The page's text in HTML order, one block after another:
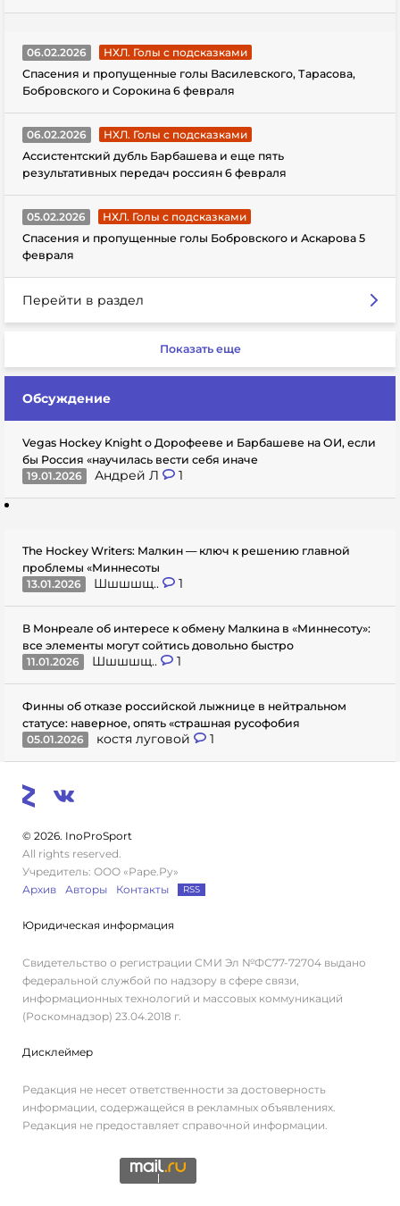
06.02.2026
НХЛ. Голы с подсказками
Спасения и пропущенные голы Василевского, Тарасова,
Бобровского и Сорокина 6 февраля
06.02.2026
НХЛ. Голы с подсказками
Ассистентский дубль Барбашева и еще пять
результативных передач россиян 6 февраля
05.02.2026
НХЛ. Голы с подсказками
Спасения и пропущенные голы Бобровского и Аскарова 5
февраля
Перейти в раздел
Показать еще
Обсуждение
Vegas Hockey Knight о Дорофееве и Барбашеве на ОИ, если
бы Россия «научилась вести себя иначе
19.01.2026
Андрей Л 1
The Hockey Writers: Малкин — ключ к решению главной
проблемы «Миннесоты
13.01.2026
Шшшшщ.. 1
В Монреале об интересе к обмену Малкина в «Миннесоту»:
все элементы могут сойтись довольно быстро
11.01.2026
Шшшшщ.. 1
Финны об отказе российской лыжнице в нейтральном
статусе: наверное, опять «страшная русофобия
05.01.2026
костя луговой 1
© 2026. InoProSport
All rights reserved.
Учредитель: ООО «Раре.Ру»
Архив
Авторы Контакты RSS
Юридическая информация
Свидетельство о регистрации СМИ Эл №ФС77-72704 выдано
федеральной службой по надзору в сфере связи,
информационных технологий и массовых коммуникаций
(Роскомнадзор) 23.04.2018 г.
Дисклеймер
Редакция не несет ответственности за достоверность
информации, содержащейся в рекламных объявлениях.
Редакция не предоставляет справочной информации.